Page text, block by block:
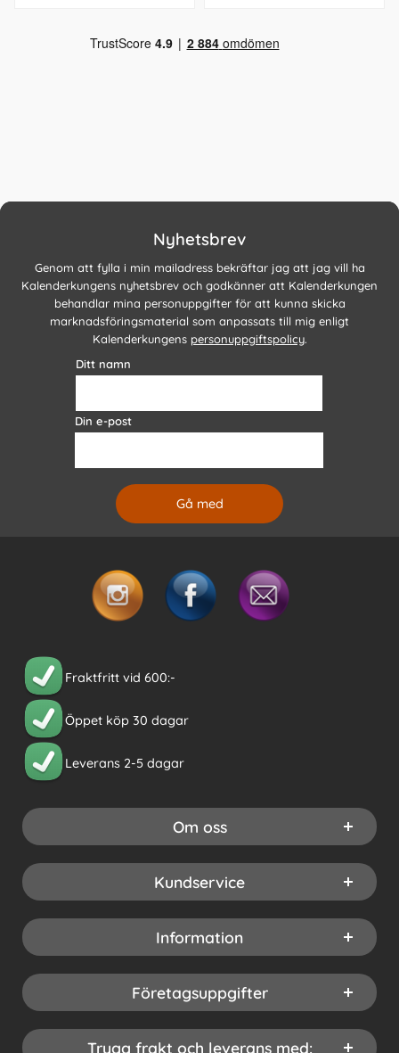
Nyhetsbrev
Genom att fylla i min mailadress bekräftar jag att jag vill ha
Kalenderkungens nyhetsbrev och godkänner att Kalenderkungen
behandlar mina personuppgifter för att kunna skicka
marknadsföringsmaterial som anpassats till mig enligt
Kalenderkungens personuppgiftspolicy.
Ditt namn
Din e-post
Fraktfritt vid 600:-
Öppet köp 30 dagar
Leverans 2-5 dagar
Om oss
Kundservice
Information
Företagsuppgifter
Trygg frakt och leverans med: